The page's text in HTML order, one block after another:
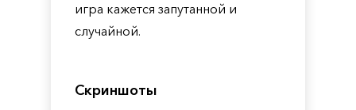
игра кажется запутанной и
случайной.
Скриншоты